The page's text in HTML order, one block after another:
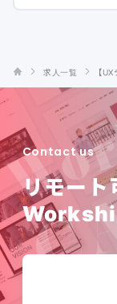
求人一覧 【
Contact us
リモー